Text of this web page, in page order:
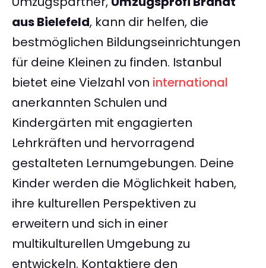
aus Bielefeld, kann dir helfen, die
bestmöglichen Bildungseinrichtungen
für deine Kleinen zu finden. Istanbul
bietet eine Vielzahl von international
anerkannten Schulen und
Kindergärten mit engagierten
Lehrkräften und hervorragend
gestalteten Lernumgebungen. Deine
Kinder werden die Möglichkeit haben,
ihre kulturellen Perspektiven zu
erweitern und sich in einer
multikulturellen Umgebung zu
entwickeln. Kontaktiere den